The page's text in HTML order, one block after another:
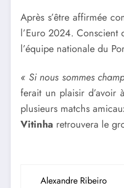
Après s’être affirmée
l’Euro 2024.
l’équipe nationale du
« Si nous sommes
ferait un plaisir d’avoir
plusieurs matchs
Vitinha retrouvera le
Alexandre Ribeiro